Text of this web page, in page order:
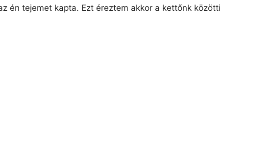
én tejemet kapta. Ezt éreztem akkor a kettőnk közötti